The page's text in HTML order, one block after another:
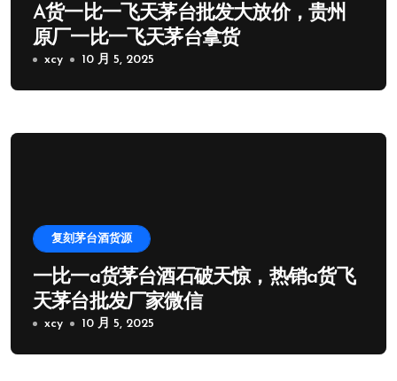
A货一比一飞天茅台批发大放价，贵州
原厂一比一飞天茅台拿货
xcy 10 月 5, 2025
复刻茅台酒货源
一比一a货茅台酒石破天惊，热销a货飞
天茅台批发厂家微信
xcy 10 月 5, 2025